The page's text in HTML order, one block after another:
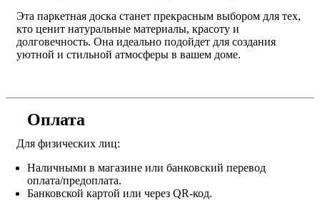
Эта паркетная доска станет прекрасным выбором для тех,
кто ценит натуральные материалы, красоту и
долговечность. Она идеально подойдет для создания
уютной и стильной атмосферы в вашем доме.
Оплата
Для физических лиц:
Наличными в магазине или банковский перевод
оплата/предоплата.
Банковской картой или через QR-код.